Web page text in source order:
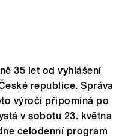
35 let od vyhlášení
republice. Správa
výročí připomíná po
v sobotu 23. května
celodenní program